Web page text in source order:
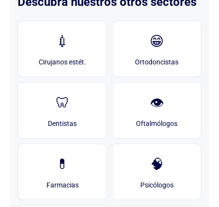
💉
Cirujanos estét.
😁
Ortodoncistas
🦷
Dentistas
👁️
Oftalmólogos
💊
Farmacias
🧠
Psicólogos